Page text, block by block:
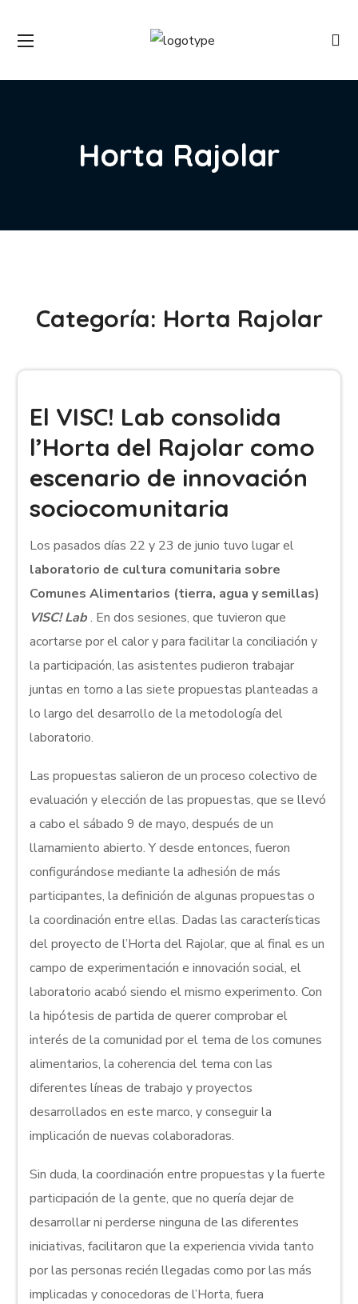
Horta Rajolar
Categoría: Horta Rajolar
El VISC! Lab consolida
l’Horta del Rajolar como
escenario de innovación
sociocomunitaria
Los pasados días 22 y 23 de junio tuvo lugar el
laboratorio de cultura comunitaria sobre
Comunes Alimentarios (tierra, agua y semillas)
VISC! Lab. En dos sesiones, que tuvieron que
acortarse por el calor y para facilitar la conciliación y
la participación, las asistentes pudieron trabajar
juntas en torno a las siete propuestas planteadas a
lo largo del desarrollo de la metodología del
laboratorio.
Las propuestas salieron de un proceso colectivo de
evaluación y elección de las propuestas, que se llevó
a cabo el sábado 9 de mayo, después de un
llamamiento abierto. Y desde entonces, fueron
configurándose mediante la adhesión de más
participantes, la definición de algunas propuestas o
la coordinación entre ellas. Dadas las características
del proyecto de l’Horta del Rajolar, que al final es un
campo de experimentación e innovación social, el
laboratorio acabó siendo el mismo experimento. Con
la hipótesis de partida de querer comprobar el
interés de la comunidad por el tema de los comunes
alimentarios, la coherencia del tema con las
diferentes líneas de trabajo y proyectos
desarrollados en este marco, y conseguir la
implicación de nuevas colaboradoras.
Sin duda, la coordinación entre propuestas y la fuerte
participación de la gente, que no quería dejar de
desarrollar ni perderse ninguna de las diferentes
iniciativas, facilitaron que la experiencia vivida tanto
por las personas recién llegadas como por las más
implicadas y conocedoras de l’Horta, fuera